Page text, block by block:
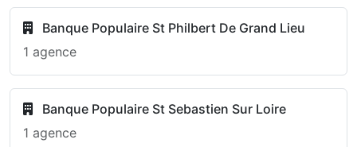
Banque Populaire St Philbert De Grand Lieu
1 agence
Banque Populaire St Sebastien Sur Loire
1 agence